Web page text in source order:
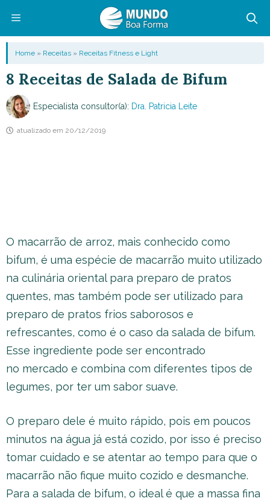
conteúdo
Menu
Home » Receitas » Receitas Fitness e Light
8 Receitas de Salada de Bifum
Especialista consultor(a): Dra. Patricia Leite
atualizado em 20/12/2019
O macarrão de arroz, mais conhecido como
bifum, é uma espécie de macarrão muito utilizado
na culinária oriental para preparo de pratos
quentes, mas também pode ser utilizado para
preparo de pratos frios saborosos e
refrescantes, como é o caso da salada de bifum.
Esse ingrediente pode ser encontrado
no mercado e combina com diferentes tipos de
legumes, por ter um sabor suave.
O preparo dele é muito rápido, pois em poucos
minutos na água já está cozido, por isso é preciso
tomar cuidado e se atentar ao tempo para que o
macarrão não fique muito cozido e desmanche.
Para a salada de bifum, o ideal é que a massa fina